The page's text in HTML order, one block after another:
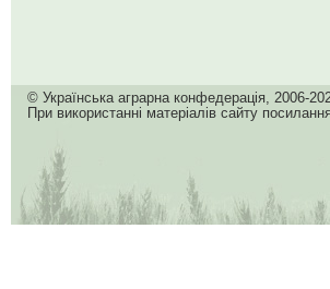
© Українська аграрна конфедерація, 2006-
При використанні матеріалів сайту